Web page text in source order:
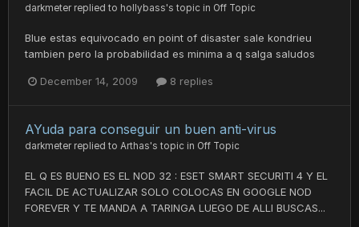
darkmeter replied to hollybass's topic in Off Topic
Blue estas equivocado en point of disaster sale kondrieu
tambien pero la probabilidad es minima a q salga saludos
December 14, 2009 8 replies
AYuda para conseguir un buen anti-virus
darkmeter replied to Arthas's topic in Off Topic
EL Q ES BUENO ES EL NOD 32 : ESET SMART SECURITI 4 Y EL
FACIL DE ACTUALIZAR SOLO COLOCAS EN GOOGLE NOD
FOREVER Y TE MANDA A TARINGA LUEGO DE ALLI BUSCAS...